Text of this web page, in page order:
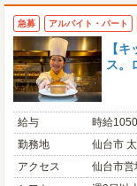
急募 アルバイト・パート
【
ス。
給与
時給
勤務地
仙台市
アクセス
仙台市営